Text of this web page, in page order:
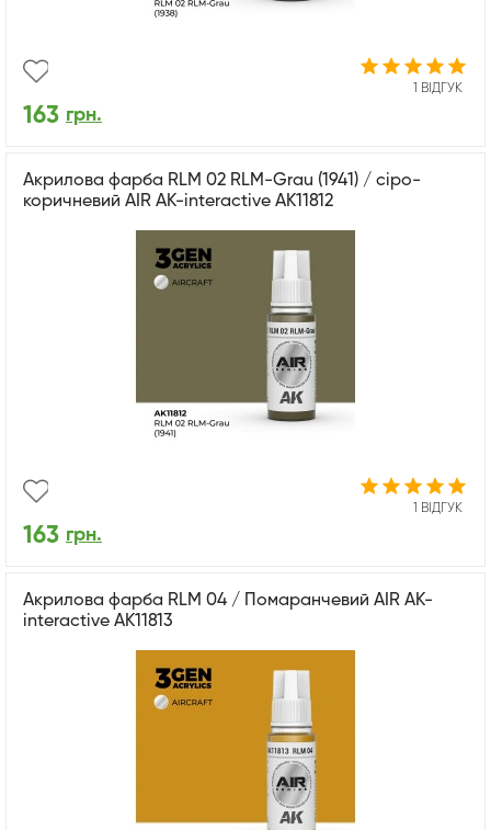
1 ВІДГУК
163 грн.
Акрилова фарба RLM 02 RLM-Grau (1941) / сіро-
коричневий AIR АК-interactive AK11812
1 ВІДГУК
163 грн.
Акрилова фарба RLM 04 / Помаранчевий AIR АК-
interactive AK11813